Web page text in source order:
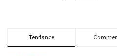
Tendance